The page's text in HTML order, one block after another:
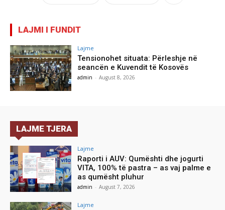
LAJMI I FUNDIT
Lajme
Tensionohet situata: Përleshje në
seancën e Kuvendit të Kosovës
admin - August 8, 2026
LAJME TJERA
Lajme
Raporti i AUV: Qumështi dhe jogurti
VITA, 100% të pastra – as vaj palme e
as qumësht pluhur
admin - August 7, 2026
Lajme